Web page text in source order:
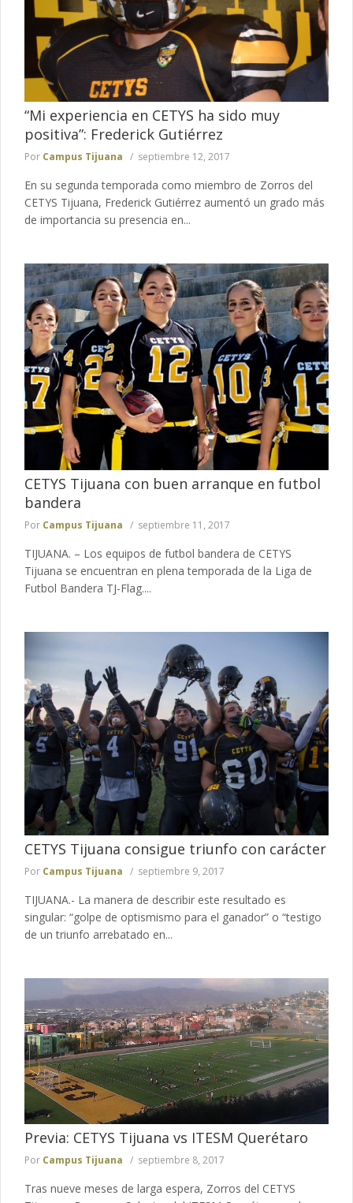
“Mi experiencia en CETYS ha sido muy
positiva”: Frederick Gutiérrez
Por Campus Tijuana septiembre 12, 2017
En su segunda temporada como miembro de Zorros del
CETYS Tijuana, Frederick Gutiérrez aumentó un grado más
de importancia su presencia en...
CETYS Tijuana con buen arranque en futbol
bandera
Por Campus Tijuana septiembre 11, 2017
TIJUANA. – Los equipos de futbol bandera de CETYS
Tijuana se encuentran en plena temporada de la Liga de
Futbol Bandera TJ-Flag....
CETYS Tijuana consigue triunfo con carácter
Por Campus Tijuana septiembre 9, 2017
TIJUANA.- La manera de describir este resultado es
singular: “golpe de optismismo para el ganador” o “testigo
de un triunfo arrebatado en...
Previa: CETYS Tijuana vs ITESM Querétaro
Por Campus Tijuana septiembre 8, 2017
Tras nueve meses de larga espera, Zorros del CETYS